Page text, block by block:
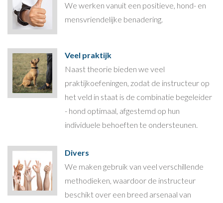
We werken vanuit een positieve, hond- en
mensvriendelijke benadering.
Veel praktijk
Naast theorie bieden we veel
praktijkoefeningen, zodat de instructeur op
het veld in staat is de combinatie begeleider
- hond optimaal, afgestemd op hun
individuele behoeften te ondersteunen.
Divers
We maken gebruik van veel verschillende
methodieken, waardoor de instructeur
beschikt over een breed arsenaal van